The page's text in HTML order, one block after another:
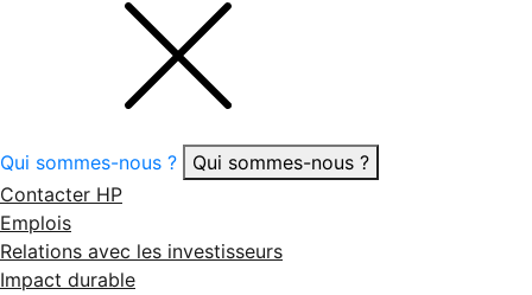
Qui sommes-nous ?
Qui sommes-nous ?
Contacter HP
Emplois
Relations avec les investisseurs
Impact durable